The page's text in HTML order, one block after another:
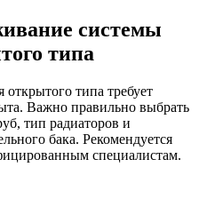
системы
типа
типа требует
Важно правильно выбрать
тип радиаторов и
бака. Рекомендуется
специалистам.